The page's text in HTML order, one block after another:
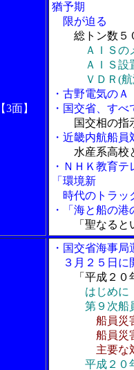
【3面】
猶予期
限が迫る
総トン数５
ＡＩＳの
ＡＩＳ設置
ＶＤＲ(航海
・古野電気の
・国交省、す
国交相の指
・近畿内航船
水産系高校
・ＮＨＫ教育
「環境新
時代のトラッ
・「海と船の
「聖なると
・国交省海事
３月２５日に
「平成２
はじめに
第９次船員
船員災
船員災害
主要な
平成２０